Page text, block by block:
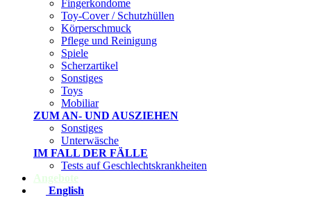
Fingerkondome
Toy-Cover / Schutzhüllen
Körperschmuck
Pflege und Reinigung
Spiele
Scherzartikel
Sonstiges
Toys
Mobiliar
ZUM AN- UND AUSZIEHEN
Sonstiges
Unterwäsche
IM FALL DER FÄLLE
Tests auf Geschlechtskrankheiten
Angebote
English